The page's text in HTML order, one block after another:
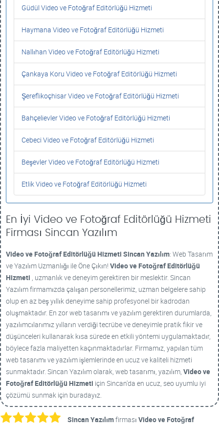
Güdül Video ve Fotoğraf Editörlüğü Hizmeti
Haymana Video ve Fotoğraf Editörlüğü Hizmeti
Nallıhan Video ve Fotoğraf Editörlüğü Hizmeti
Çankaya Koru Video ve Fotoğraf Editörlüğü Hizmeti
Şereflikoçhisar Video ve Fotoğraf Editörlüğü Hizmeti
Bahçelievler Video ve Fotoğraf Editörlüğü Hizmeti
Cebeci Video ve Fotoğraf Editörlüğü Hizmeti
Beşevler Video ve Fotoğraf Editörlüğü Hizmeti
Etlik Video ve Fotoğraf Editörlüğü Hizmeti
En İyi Video ve Fotoğraf Editörlüğü Hizmeti
Firması Sincan Yazılım
Video ve Fotoğraf Editörlüğü Hizmeti Sincan Yazılım: Web Tasarım
ve Yazılım Uzmanlığı ile Öne Çıkın! Video ve Fotoğraf Editörlüğü
Hizmeti , uzmanlık ve deneyim gerektiren bir meslektir. Sincan
Yazılım firmamızda çalışan personellerimiz, uzman belgelere sahip
olup en az beş yıllık deneyime sahip profesyonel bir kadrodan
oluşmaktadır. En zor web tasarımı ve yazılım gerektiren durumlarda,
yazılımcılarımız yılların verdiği tecrübe ve deneyimle pratik fikir ve
düşünceleri kullanarak kısa sürede en etkili yöntemi uygulamaktadır,
böylece fazla maliyetten kaçınmaktadırlar. Firmamız, yapılan tüm
web tasarımı ve yazılım işlemlerinde en ucuz ve kaliteli hizmeti
sunmaktadır. Sincan Yazılım olarak, web tasarımı, yazılım, Video ve
Fotoğraf Editörlüğü Hizmeti için Sincan'da en ucuz, seo uyumlu iyi
çözümü sunmak için buradayız.
Sincan Yazılımfirması Video ve Fotoğraf